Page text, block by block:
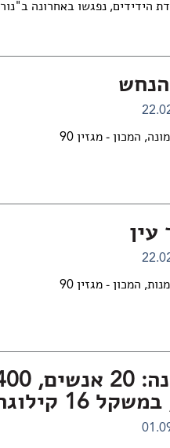
הידידים, נפגשו באחרונה ב"נור 28"
הנחש
המכון - מגזין 90
עין
המכון - מגזין 90
16 קילוגרם